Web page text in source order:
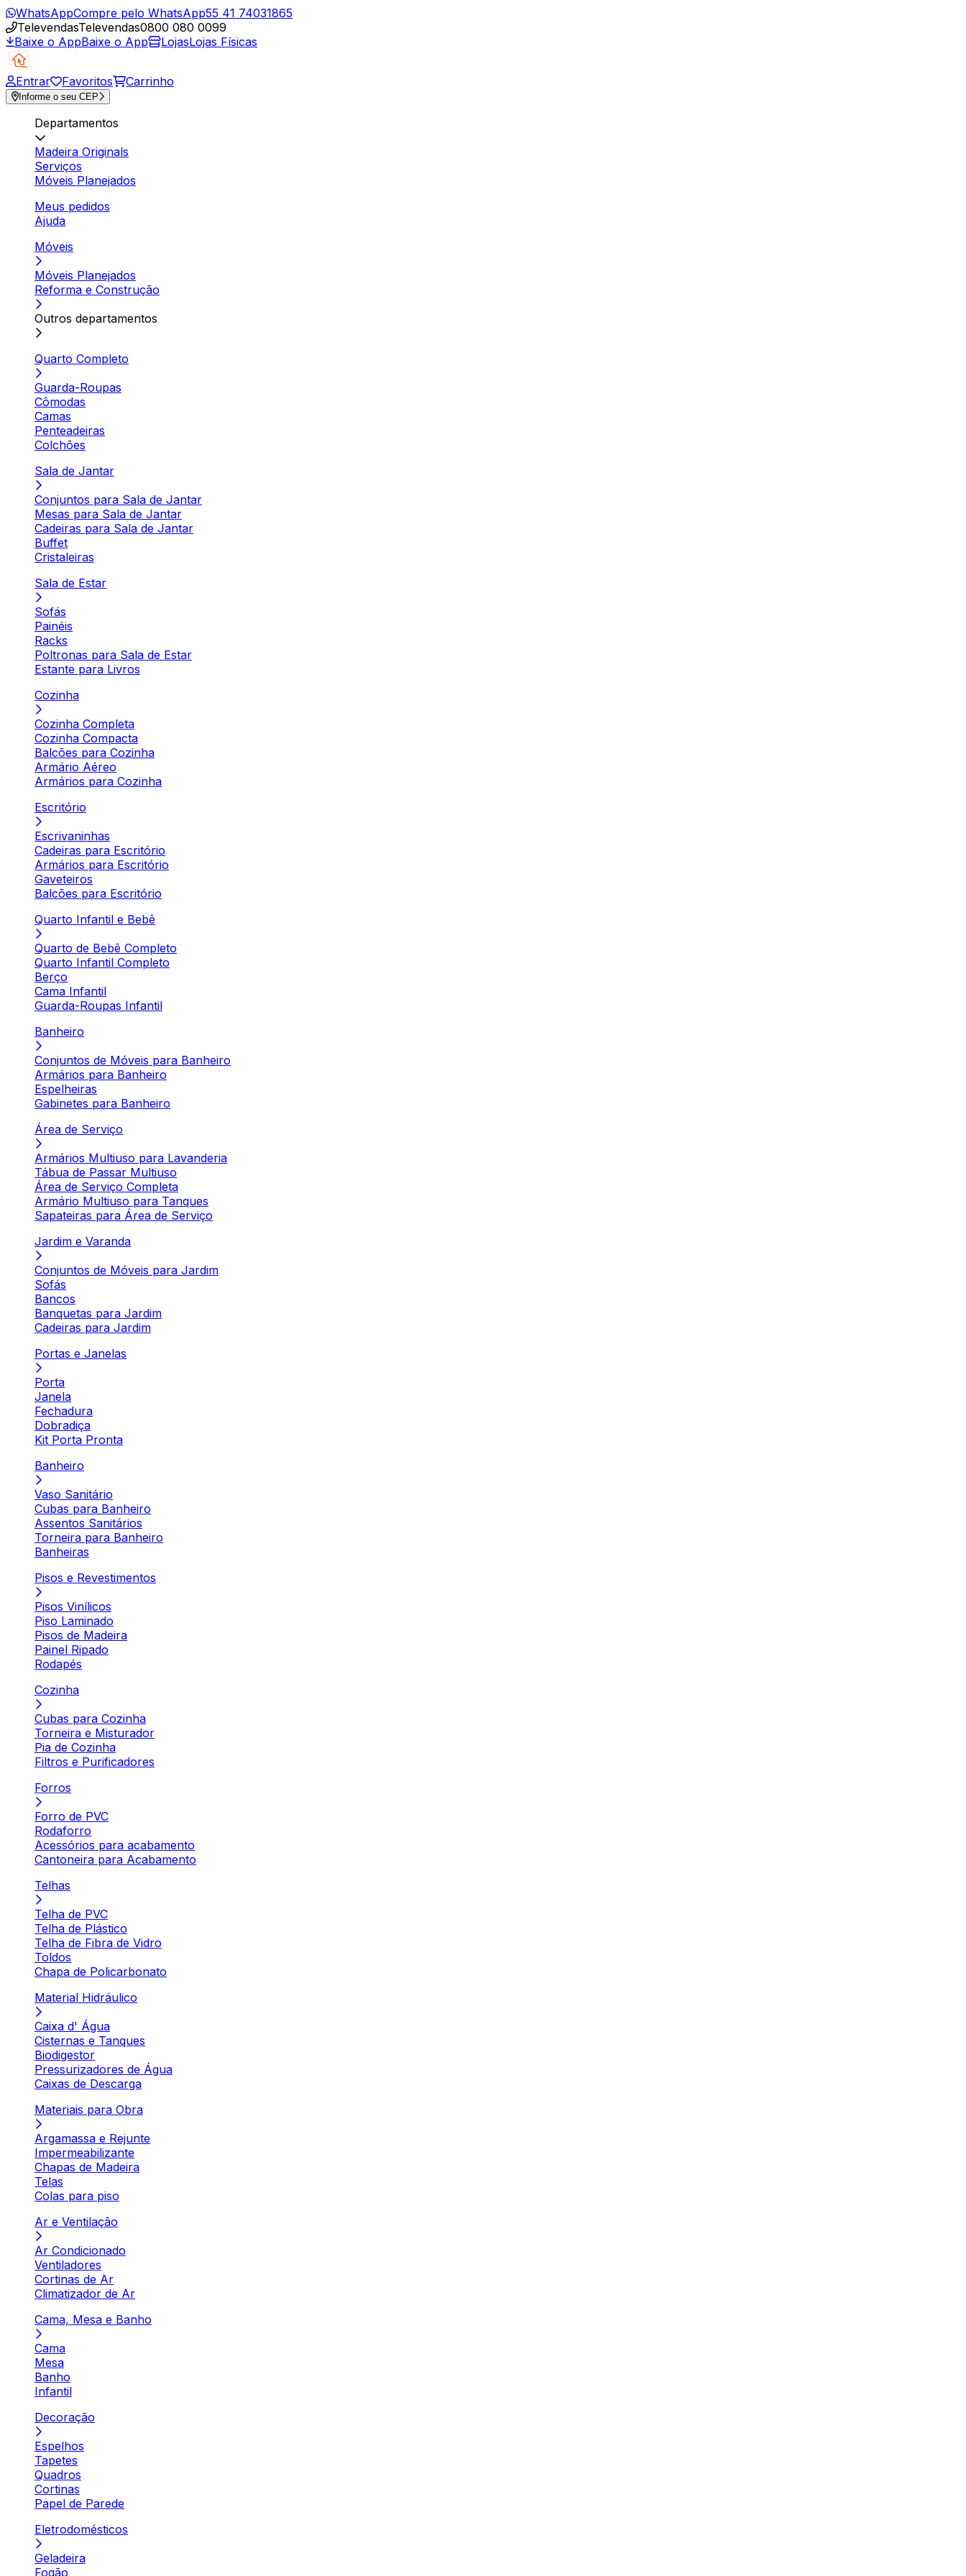
WhatsAppCompre pelo WhatsApp55 41 74031865
TelevendasTelevendas0800 080 0099
Baixe o AppBaixe o App LojasLojas Físicas
Entrar Favoritos Carrinho
Informe o seu CEP
Departamentos
Madeira Originals
Serviços
Móveis Planejados
Meus pedidos
Ajuda
Móveis
Móveis Planejados
Reforma e Construção
Outros departamentos
Quarto Completo
Guarda-Roupas
Cômodas
Camas
Penteadeiras
Colchões
Sala de Jantar
Conjuntos para Sala de Jantar
Mesas para Sala de Jantar
Cadeiras para Sala de Jantar
Buffet
Cristaleiras
Sala de Estar
Sofás
Painéis
Racks
Poltronas para Sala de Estar
Estante para Livros
Cozinha
Cozinha Completa
Cozinha Compacta
Balcões para Cozinha
Armário Aéreo
Armários para Cozinha
Escritório
Escrivaninhas
Cadeiras para Escritório
Armários para Escritório
Gaveteiros
Balcões para Escritório
Quarto Infantil e Bebê
Quarto de Bebê Completo
Quarto Infantil Completo
Berço
Cama Infantil
Guarda-Roupas Infantil
Banheiro
Conjuntos de Móveis para Banheiro
Armários para Banheiro
Espelheiras
Gabinetes para Banheiro
Área de Serviço
Armários Multiuso para Lavanderia
Tábua de Passar Multiuso
Área de Serviço Completa
Armário Multiuso para Tanques
Sapateiras para Área de Serviço
Jardim e Varanda
Conjuntos de Móveis para Jardim
Sofás
Bancos
Banquetas para Jardim
Cadeiras para Jardim
Portas e Janelas
Porta
Janela
Fechadura
Dobradiça
Kit Porta Pronta
Banheiro
Vaso Sanitário
Cubas para Banheiro
Assentos Sanitários
Torneira para Banheiro
Banheiras
Pisos e Revestimentos
Pisos Vinílicos
Piso Laminado
Pisos de Madeira
Painel Ripado
Rodapés
Cozinha
Cubas para Cozinha
Torneira e Misturador
Pia de Cozinha
Filtros e Purificadores
Forros
Forro de PVC
Rodaforro
Acessórios para acabamento
Cantoneira para Acabamento
Telhas
Telha de PVC
Telha de Plástico
Telha de Fibra de Vidro
Toldos
Chapa de Policarbonato
Material Hidráulico
Caixa d' Água
Cisternas e Tanques
Biodigestor
Pressurizadores de Água
Caixas de Descarga
Materiais para Obra
Argamassa e Rejunte
Impermeabilizante
Chapas de Madeira
Telas
Colas para piso
Ar e Ventilação
Ar Condicionado
Ventiladores
Cortinas de Ar
Climatizador de Ar
Cama, Mesa e Banho
Cama
Mesa
Banho
Infantil
Decoração
Espelhos
Tapetes
Quadros
Cortinas
Papel de Parede
Eletrodomésticos
Geladeira
Fogão